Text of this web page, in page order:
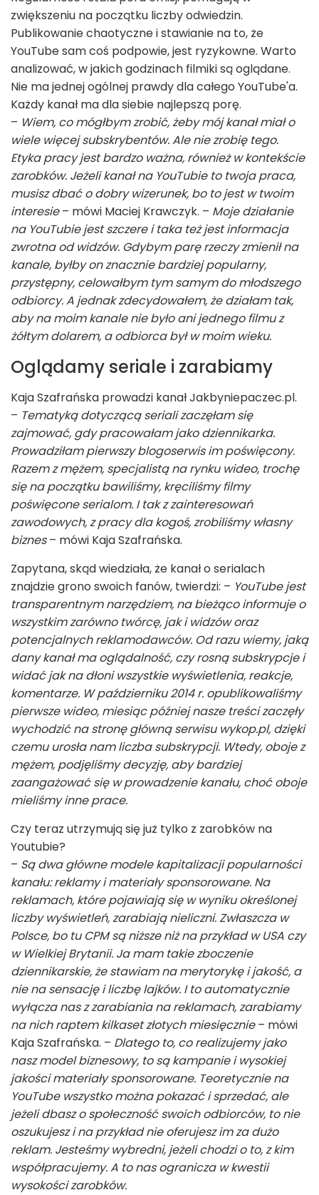
zwiększeniu na początku liczby odwiedzin.
Publikowanie chaotyczne i stawianie na to, że
YouTube sam coś podpowie, jest ryzykowne. Warto
analizować, w jakich godzinach filmiki są oglądane.
Nie ma jednej ogólnej prawdy dla całego YouTube'a.
Każdy kanał ma dla siebie najlepszą porę.
– Wiem, co mógłbym zrobić, żeby mój kanał miał o
wiele więcej subskrybentów. Ale nie zrobię tego.
Etyka pracy jest bardzo ważna, również w kontekście
zarobków. Jeżeli kanał na YouTubie to twoja praca,
musisz dbać o dobry wizerunek, bo to jest w twoim
interesie– mówi Maciej Krawczyk. – Moje działanie
na YouTubie jest szczere i taka też jest informacja
zwrotna od widzów. Gdybym parę rzeczy zmienił na
kanale, byłby on znacznie bardziej popularny,
przystępny, celowałbym tym samym do młodszego
odbiorcy. A jednak zdecydowałem, że działam tak,
aby na moim kanale nie było ani jednego filmu z
żółtym dolarem, a odbiorca był w moim wieku.
Oglądamy seriale i zarabiamy
Kaja Szafrańska prowadzi kanał Jakbyniepaczec.pl.
– Tematyką dotyczącą seriali zaczęłam się
zajmować, gdy pracowałam jako dziennikarka.
Prowadziłam pierwszy blogoserwis im poświęcony.
Razem z mężem, specjalistą na rynku wideo, trochę
się na początku bawiliśmy, kręciliśmy filmy
poświęcone serialom. I tak z zainteresowań
zawodowych, z pracy dla kogoś, zrobiliśmy własny
biznes– mówi Kaja Szafrańska.
Zapytana, skąd wiedziała, że kanał o serialach
znajdzie grono swoich fanów, twierdzi: – YouTube jest
transparentnym narzędziem, na bieżąco informuje o
wszystkim zarówno twórcę, jak i widzów oraz
potencjalnych reklamodawców. Od razu wiemy, jaką
dany kanał ma oglądalność, czy rosną subskrypcje i
widać jak na dłoni wszystkie wyświetlenia, reakcje,
komentarze. W październiku 2014 r. opublikowaliśmy
pierwsze wideo, miesiąc później nasze treści zaczęły
wychodzić na stronę główną serwisu wykop.pl, dzięki
czemu urosła nam liczba subskrypcji. Wtedy, oboje z
mężem, podjęliśmy decyzję, aby bardziej
zaangażować się w prowadzenie kanału, choć oboje
mieliśmy inne prace.
Czy teraz utrzymują się już tylko z zarobków na
Youtubie?
– Są dwa główne modele kapitalizacji popularności
kanału: reklamy i materiały sponsorowane. Na
reklamach, które pojawiają się w wyniku określonej
liczby wyświetleń, zarabiają nieliczni. Zwłaszcza w
Polsce, bo tu CPM są niższe niż na przykład w USA czy
w Wielkiej Brytanii. Ja mam takie zboczenie
dziennikarskie, że stawiam na merytorykę i jakość, a
nie na sensację i liczbę lajków. I to automatycznie
wyłącza nas z zarabiania na reklamach, zarabiamy
na nich raptem kilkaset złotych miesięcznie– mówi
Kaja Szafrańska. – Dlatego to, co realizujemy jako
nasz model biznesowy, to są kampanie i wysokiej
jakości materiały sponsorowane. Teoretycznie na
YouTube wszystko można pokazać i sprzedać, ale
jeżeli dbasz o społeczność swoich odbiorców, to nie
oszukujesz i na przykład nie oferujesz im za dużo
reklam. Jesteśmy wybredni, jeżeli chodzi o to, z kim
współpracujemy. A to nas ogranicza w kwestii
wysokości zarobków.